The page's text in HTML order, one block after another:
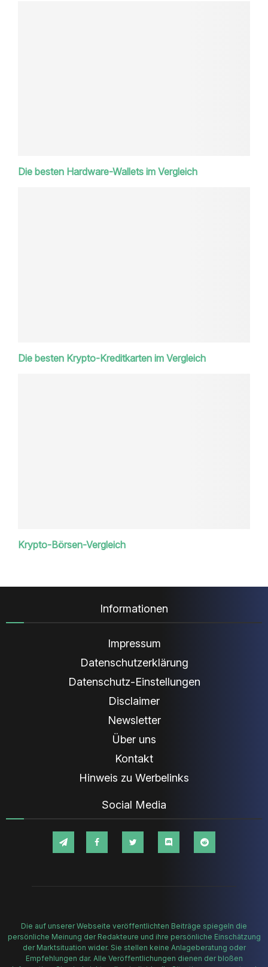
Die besten Hardware-Wallets im Vergleich
Die besten Krypto-Kreditkarten im Vergleich
Krypto-Börsen-Vergleich
Informationen
Impressum
Datenschutzerklärung
Datenschutz-Einstellungen
Disclaimer
Newsletter
Über uns
Kontakt
Hinweis zu Werbelinks
Social Media
Die auf unserer Webseite veröffentlichten Beiträge spiegeln die
persönliche Meinung der Redakteure und ihre persönliche Einschätzung
der Marktsituation wider. Sie stellen keine Anlageberatung oder
Empfehlungen dar. Alle Veröffentlichungen dienen der bloßen